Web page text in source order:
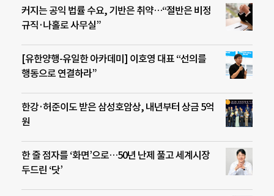
커지는 공익 법률 수요, 기반은 취약…“절반은 비정
규직·나홀로 사무실”
[유한양행-유일한 아카데미] 이호영 대표 “선의를
행동으로 연결하라”
한강·허준이도 받은 삼성호암상, 내년부터 상금 5억
원
한 줄 점자를 ‘화면’으로…50년 난제 풀고 세계시장
두드린 ‘닷’